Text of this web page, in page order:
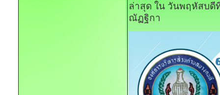
ล่าสุด ใน วันพฤหัสบดี
ณัฏฐิกา